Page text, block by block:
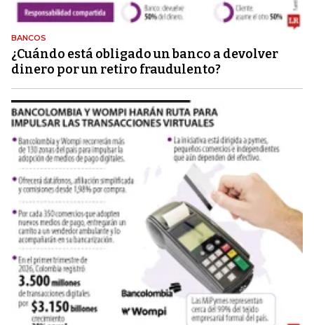
BANCOS
¿Cuándo está obligado un banco a devolver
dinero por un retiro fraudulento?